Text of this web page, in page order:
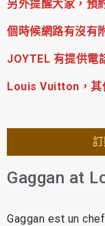
另外提醒大家，預
個時候網路有沒有
JOYTEL 有提供電
Louis Vuitton，其
Gaggan at
Gaggan est un